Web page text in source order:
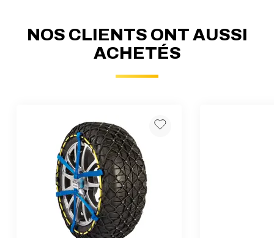
NOS CLIENTS ONT AUSSI
ACHETÉS